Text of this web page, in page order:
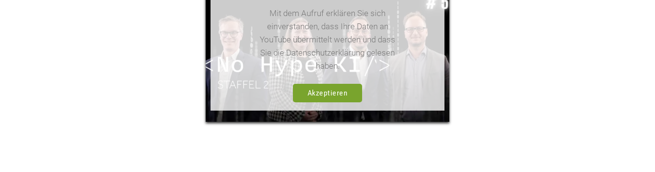
Mit dem Aufruf erklären Sie sich
einverstanden, dass Ihre Daten an
YouTube übermittelt werden und dass
Sie die Datenschutzerklärung gelesen
haben.